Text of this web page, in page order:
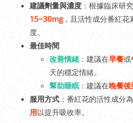
建議劑量與濃度 ：根據臨床研
15~30mg，且活性成分番紅花
度。
最佳時間
改善情緒：建議在早餐或
天的穩定情緒。
幫助睡眠：建議在晚餐
服用方式 ：番紅花的活性成分
用以提升吸收率。